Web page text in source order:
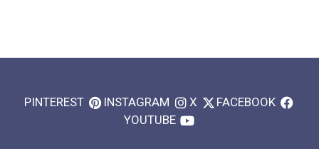
FACEBOOK
X
INSTAGRAM
PINTEREST
YOUTUBE